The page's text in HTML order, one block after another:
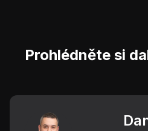
Prohlédněte si